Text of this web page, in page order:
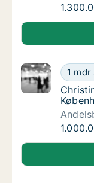
Kirsten søger
1 mdr
Christina